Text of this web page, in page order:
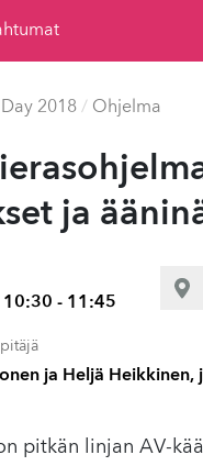
2018 / Ohjelma
ja
10:30 - 11:45
ja Heljä Heikkinen,
pitkän linjan AV-